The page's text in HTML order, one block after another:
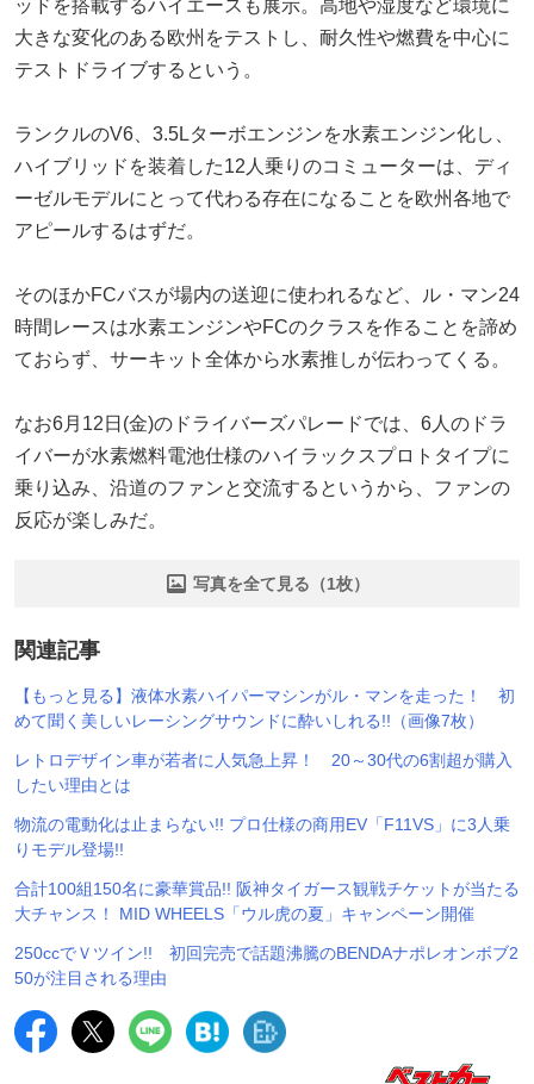
ッドを搭載するハイエースも展示。高地や湿度など環境に
大きな変化のある欧州をテストし、耐久性や燃費を中心に
テストドライブするという。
ランクルのV6、3.5Lターボエンジンを水素エンジン化し、
ハイブリッドを装着した12人乗りのコミューターは、ディ
ーゼルモデルにとって代わる存在になることを欧州各地で
アピールするはずだ。
そのほかFCバスが場内の送迎に使われるなど、ル・マン24
時間レースは水素エンジンやFCのクラスを作ることを諦め
ておらず、サーキット全体から水素推しが伝わってくる。
なお6月12日(金)のドライバーズパレードでは、6人のドラ
イバーが水素燃料電池仕様のハイラックスプロトタイプに
乗り込み、沿道のファンと交流するというから、ファンの
反応が楽しみだ。
写真を全て見る（1枚）
関連記事
【もっと見る】液体水素ハイパーマシンがル・マンを走った！ 初
めて聞く美しいレーシングサウンドに酔いしれる!!（画像7枚）
レトロデザイン車が若者に人気急上昇！ 20～30代の6割超が購入
したい理由とは
物流の電動化は止まらない!! プロ仕様の商用EV「F11VS」に3人乗
りモデル登場!!
合計100組150名に豪華賞品!! 阪神タイガース観戦チケットが当たる
大チャンス！ MID WHEELS「ウル虎の夏」キャンペーン開催
250ccでＶツイン!! 初回完売で話題沸騰のBENDAナポレオンボブ2
50が注目される理由